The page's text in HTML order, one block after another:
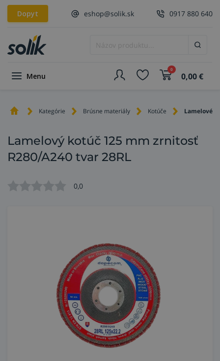
Dopyt eshop@solik.sk 0917 880 640
Menu
0
0,00€
Kategórie Brúsne materiály Kotúče Lamelové
Lamelový kotúč 125 mm zrnitosť
R280/A240 tvar 28RL
0,0